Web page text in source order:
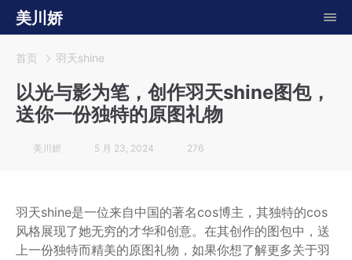
美川娇
首页 羽天shine
以光与影为笔，创作羽天shine图包，
送你一份独特的原图礼物
美川娇 5 月 23, 2024 276
羽天shine是一位来自中国的著名cos博主，其独特的cos
风格展现了她无穷的才华和创意。在其创作的图包中，送
上一份独特而精美的原图礼物，如果你想了解更多关于羽